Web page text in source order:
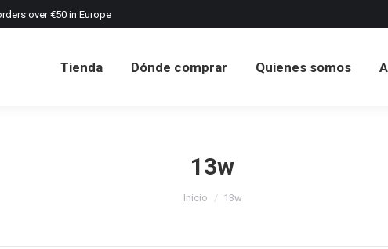
over €50 in Europe
Tienda Dónde comprar Quienes somos
13w
Estás aquí:
Inicio 13w
Tienda Dónde comprar Quienes somos